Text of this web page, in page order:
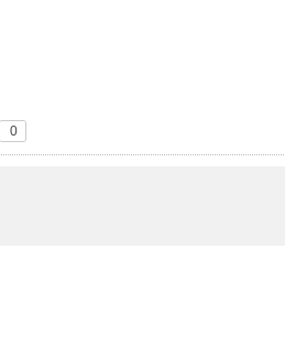
0